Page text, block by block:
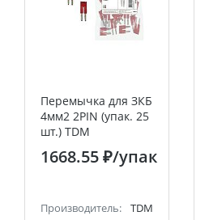
Перемычка для ЗКБ
4мм2 2PIN (упак. 25
шт.) TDM
1668.55 ₽/упак
Производитель:
TDM